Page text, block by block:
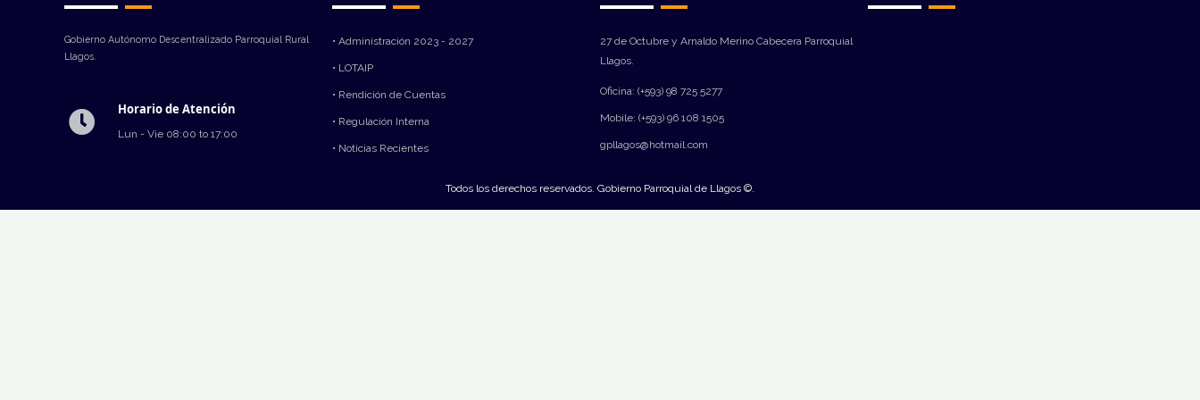
Gobierno Autónomo Descentralizado Parroquial Rural
Llagos.
Horario de Atención
Lun - Vie 08:00 to 17:00
• Administración 2023 - 2027
• LOTAIP
• Rendición de Cuentas
• Regulación Interna
• Noticias Recientes
27 de Octubre y Arnaldo Merino Cabecera Parroquial
Llagos.
Oficina: (+593) 98 725 5277
Mobile: (+593) 96 108 1505
gpllagos@hotmail.com
Todos los derechos reservados. Gobierno Parroquial de Llagos ©.